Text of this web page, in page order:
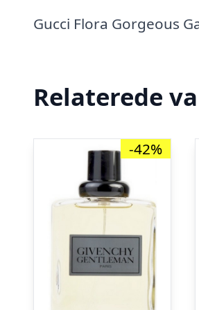
Gucci Flora Gorgeous
Relaterede
-42%